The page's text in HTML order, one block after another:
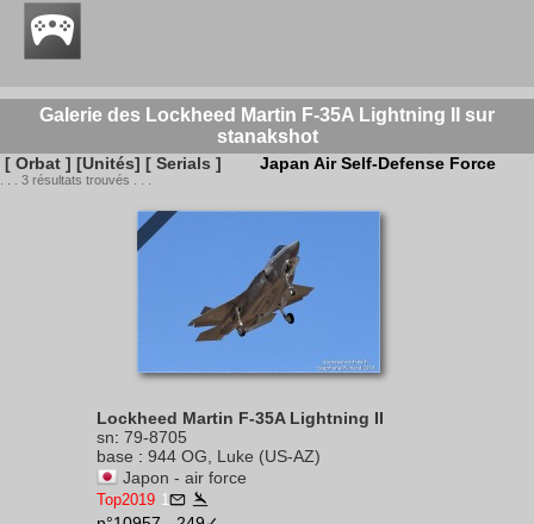
Galerie des Lockheed Martin F-35A Lightning II sur
stanakshot
[ Orbat ] [Unités] [ Serials ] Japan Air Self-Defense Force
. . . 3 résultats trouvés . . .
Lockheed Martin F-35A Lightning II
sn: 79-8705
base : 944 OG, Luke (US-AZ)
Japon - air force
Top2019 1